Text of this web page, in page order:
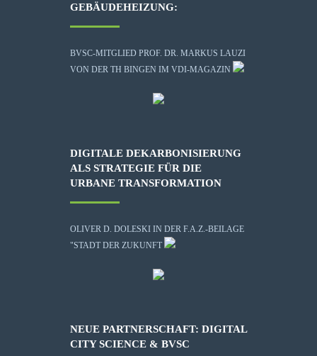
GEBÄUDEHEIZUNG:
BVSC-MITGLIED PROF. DR. MARKUS LAUZI
VON DER TH BINGEN IM VDI-MAGAZIN
DIGITALE DEKARBONISIERUNG
ALS STRATEGIE FÜR DIE
URBANE TRANSFORMATION
OLIVER D. DOLESKI IN DER F.A.Z.-BEILAGE
"STADT DER ZUKUNFT
NEUE PARTNERSCHAFT: DIGITAL
CITY SCIENCE & BVSC